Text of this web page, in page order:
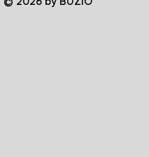
© 2026 by BUZIO